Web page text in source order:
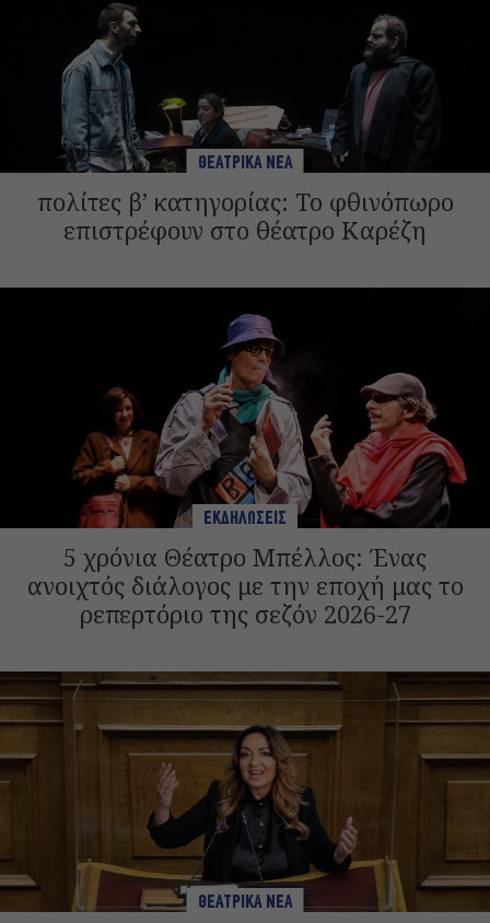
ΘΕΑΤΡΙΚΑ ΝΕΑ
πολίτες β’ κατηγορίας: Το φθινόπωρο
επιστρέφουν στο θέατρο Καρέζη
ΕΚΔΗΛΩΣΕΙΣ
5 χρόνια Θέατρο Μπέλλος: Ένας
ανοιχτός διάλογος με την εποχή μας το
ρεπερτόριο της σεζόν 2026-27
ΘΕΑΤΡΙΚΑ ΝΕΑ